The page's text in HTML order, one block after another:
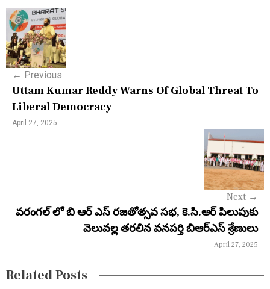
P
o
s
n
a
o
← Previous
Uttam Kumar Reddy Warns Of Global Threat To
Liberal Democracy
April 27, 2025
Next →
వరంగల్ లో బి ఆర్ ఎస్ రజతోత్సవ సభ, కె.సి.ఆర్ పిలుపుకు
వెలువల్ల తరలిన వనపర్తి బిఆర్ఎస్ శ్రేణులు
April 27, 2025
Related Posts